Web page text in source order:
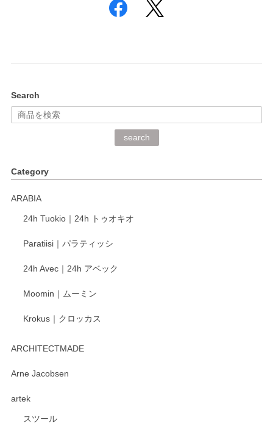
Search
search
Category
ARABIA
24h Tuokio｜24h トゥオキオ
Paratiisi｜パラティッシ
24h Avec｜24h アベック
Moomin｜ムーミン
Krokus｜クロッカス
ARCHITECTMADE
Arne Jacobsen
artek
スツール